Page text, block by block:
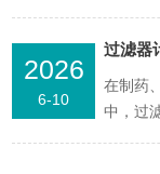
与准确
为采样
过滤系
成。风
2026
6-10
过滤器
在制药
中，过